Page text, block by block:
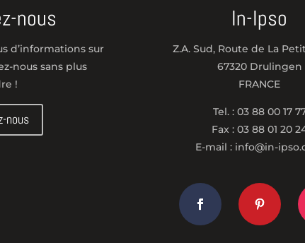
nous
d’informations sur
nous sans plus
!
nous
In-Ipso
Z.A. Sud, Route de La
67320 Drulingen
FRANCE
Tel. : 03 88 00 17
Fax : 03 88 01 20
E-mail : info@in-